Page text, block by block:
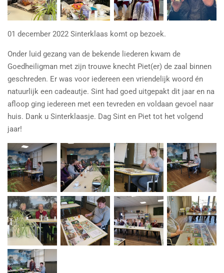
01 december 2022 Sinterklaas komt op bezoek.
Onder luid gezang van de bekende liederen kwam de
Goedheiligman met zijn trouwe knecht Piet(er) de zaal binnen
geschreden. Er was voor iedereen een vriendelijk woord én
natuurlijk een cadeautje. Sint had goed uitgepakt dit jaar en na
afloop ging iedereen met een tevreden en voldaan gevoel naar
huis. Dank u Sinterklaasje. Dag Sint en Piet tot het volgend
jaar!